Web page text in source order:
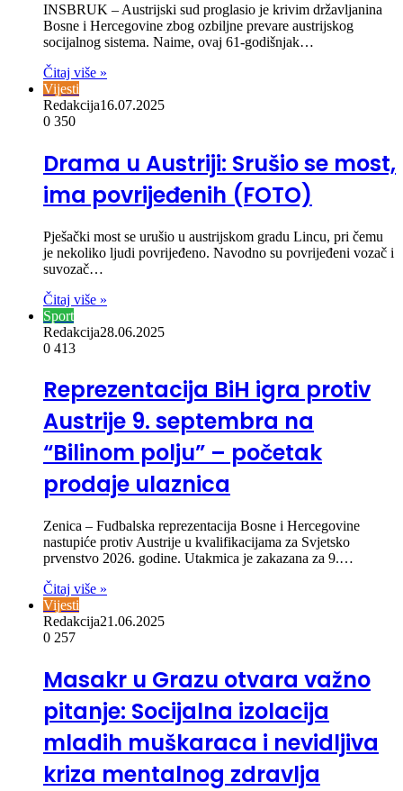
INSBRUK – Austrijski sud proglasio je krivim državljanina
Bosne i Hercegovine zbog ozbiljne prevare austrijskog
socijalnog sistema. Naime, ovaj 61-godišnjak…
Čitaj više »
Vijesti
Redakcija16.07.2025
0 350
Drama u Austriji: Srušio se most,
ima povrijeđenih (FOTO)
Pješački most se urušio u austrijskom gradu Lincu, pri čemu
je nekoliko ljudi povrijeđeno. Navodno su povrijeđeni vozač i
suvozač…
Čitaj više »
Sport
Redakcija28.06.2025
0 413
Reprezentacija BiH igra protiv
Austrije 9. septembra na
“Bilinom polju” – početak
prodaje ulaznica
Zenica – Fudbalska reprezentacija Bosne i Hercegovine
nastupiće protiv Austrije u kvalifikacijama za Svjetsko
prvenstvo 2026. godine. Utakmica je zakazana za 9.…
Čitaj više »
Vijesti
Redakcija21.06.2025
0 257
Masakr u Grazu otvara važno
pitanje: Socijalna izolacija
mladih muškaraca i nevidljiva
kriza mentalnog zdravlja